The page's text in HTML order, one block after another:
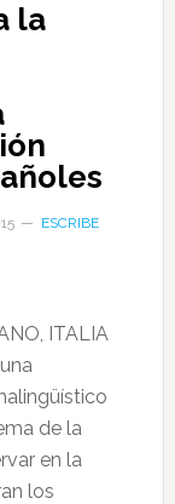
la
ESCRIBE
ITALIA
de la
en la
los